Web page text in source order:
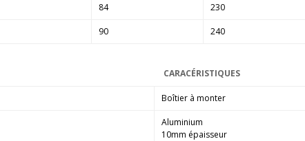
84 230
90 240
CARACÉRISTIQUES
Boîtier à monter
Aluminium
10mm épaisseur